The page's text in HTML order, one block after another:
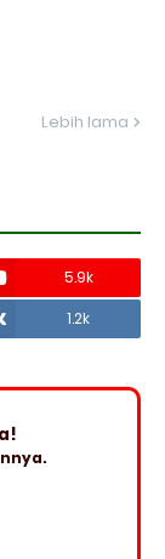
Lebih lama
5.9k
1.2k